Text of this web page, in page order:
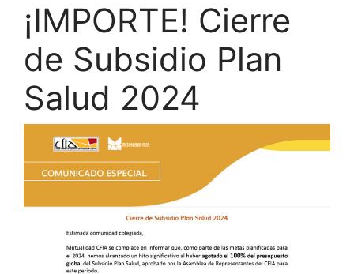
¡IMPORTE! Cierre
de Subsidio Plan
Salud 2024